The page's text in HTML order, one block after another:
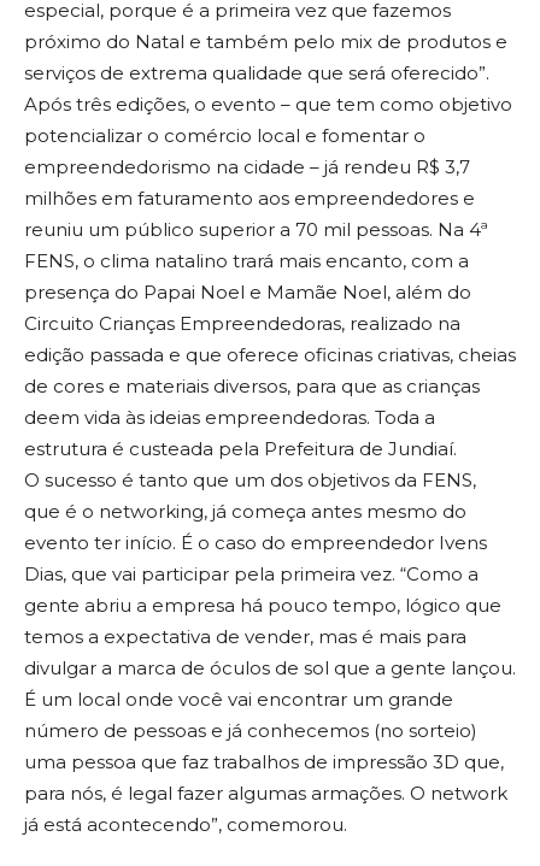
especial, porque é a primeira vez que fazemos
próximo do Natal e também pelo mix de produtos e
serviços de extrema qualidade que será oferecido”.
Após três edições, o evento – que tem como objetivo
potencializar o comércio local e fomentar o
empreendedorismo na cidade – já rendeu R$ 3,7
milhões em faturamento aos empreendedores e
reuniu um público superior a 70 mil pessoas. Na 4ª
FENS, o clima natalino trará mais encanto, com a
presença do Papai Noel e Mamãe Noel, além do
Circuito Crianças Empreendedoras, realizado na
edição passada e que oferece oficinas criativas, cheias
de cores e materiais diversos, para que as crianças
deem vida às ideias empreendedoras. Toda a
estrutura é custeada pela Prefeitura de Jundiaí.
O sucesso é tanto que um dos objetivos da FENS,
que é o networking, já começa antes mesmo do
evento ter início. É o caso do empreendedor Ivens
Dias, que vai participar pela primeira vez. “Como a
gente abriu a empresa há pouco tempo, lógico que
temos a expectativa de vender, mas é mais para
divulgar a marca de óculos de sol que a gente lançou.
É um local onde você vai encontrar um grande
número de pessoas e já conhecemos (no sorteio)
uma pessoa que faz trabalhos de impressão 3D que,
para nós, é legal fazer algumas armações. O network
já está acontecendo”, comemorou.